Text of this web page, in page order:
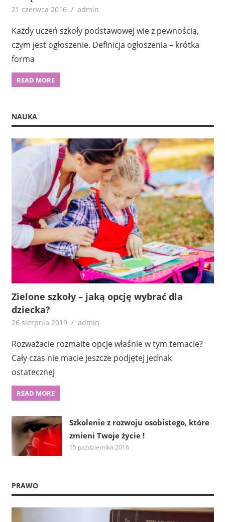
21 czerwca 2016 admin
Każdy uczeń szkoły podstawowej wie z pewnością,
czym jest ogłoszenie. Definicja ogłoszenia – krótka
forma
READ MORE
NAUKA
Zielone szkoły – jaką opcję wybrać dla
dziecka?
26 sierpnia 2019 admin
Rozważacie rozmaite opcje właśnie w tym temacie?
Cały czas nie macie jeszcze podjętej jednak
ostatecznej
READ MORE
Szkolenie z rozwoju osobistego, które
zmieni Twoje życie !
15 października 2016
PRAWO